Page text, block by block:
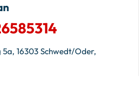
16303 Schwedt/Oder,